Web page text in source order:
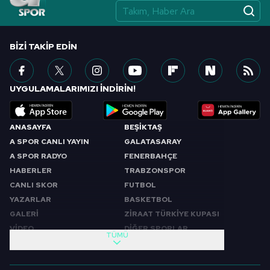
vasıtasıyla belirleyebilirsiniz. Çerezlere ilişkin detaylı bilgi
için Ayarlar butonuna tıklayabilir,Çerez Bilgilendirme
6698 sayılı Kişisel Verilerin Korunması Kanunu uyarınca
hazırlanmış Aydınlatma Metnimizi okumak ve sitemizde
ilgili mevzuata uygun olarak kullanılan çerezlerle ilgili bilgi
almak için lütfen
tıklayınız.
ANASAYFA
A SPOR CANLI YAYIN
A SPOR RADYO
HABERLER
CANLI SKOR
YAZARLAR
GALERİ
VİDEO
BEŞİKTAŞ
GALATASARAY
FENERBAHÇE
TRABZONSPOR
FUTBOL
BASKETBOL
ZİRAAT TÜRKİYE KUPASI
DİĞER SPORLAR
TÜMÜ
BIZI TAKIP EDIN
UYGULAMALARIMIZI İNDİRİN!